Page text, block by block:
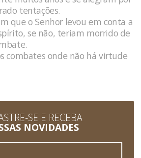
tentações.
que o Senhor levou em conta a
se não, teriam morrido de
combates onde não há virtude
SE E RECEBA
NOVIDADES